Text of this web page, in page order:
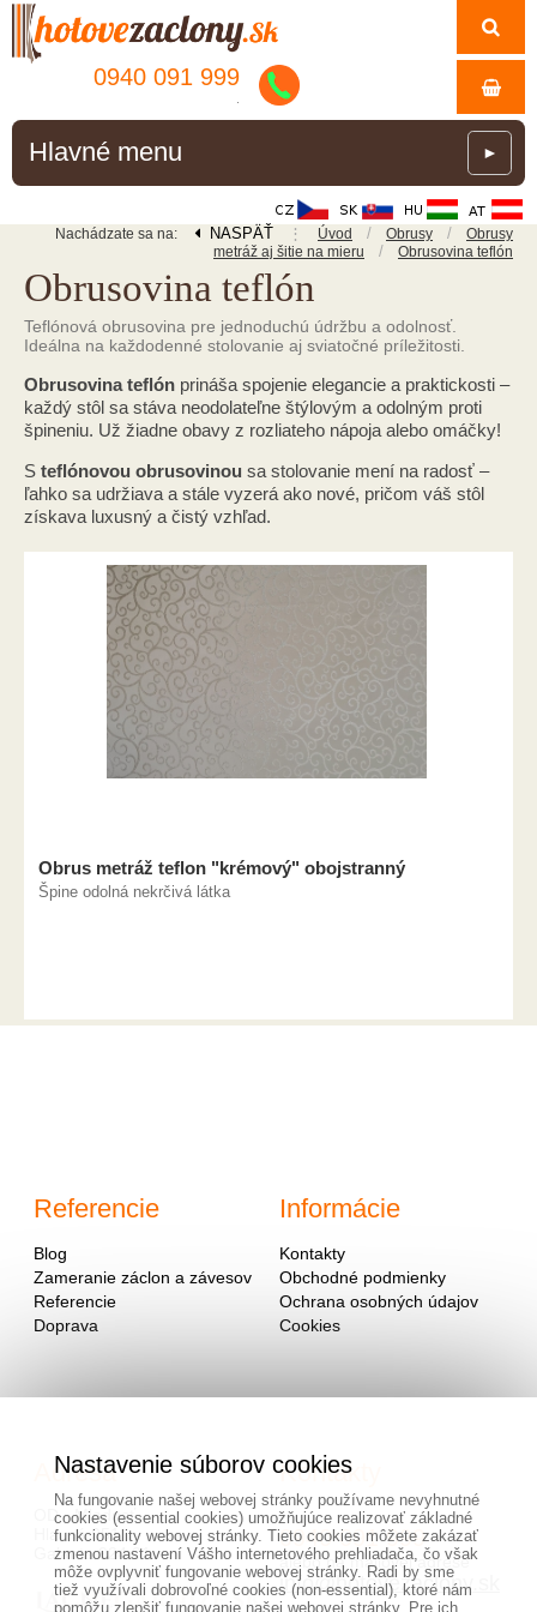
0940 091 999
Hlavné menu ►
Nachádzate sa na: NASPÄŤ ⋮ Úvod / Obrusy /
Obrusy
metráž aj šitie na mieru
/ Obrusovina teflón
Obrusovina teflón
Teflónová obrusovina pre jednoduchú údržbu a odolnosť.
Ideálna na každodenné stolovanie aj sviatočné príležitosti.
Obrusovina teflón prináša spojenie elegancie a praktickosti –
každý stôl sa stáva neodolateľne štýlovým a odolným proti
špineniu. Už žiadne obavy z rozliateho nápoja alebo omáčky!
S teflónovou obrusovinou sa stolovanie mení na radosť –
ľahko sa udržiava a stále vyzerá ako nové, pričom váš stôl
získava luxusný a čistý vzhľad.
Obrus metráž teflon "krémový" obojstranný
Špine odolná nekrčivá látka
Referencie
Blog
Zameranie záclon a závesov
Referencie
Doprava
Informácie
Kontakty
Obchodné podmienky
Ochrana osobných údajov
Cookies
Adresa
OD - Mladosť
Hlavná 951
Galanta 924 01
Kontakty
0940 091 999
alebo na mailovej adrese
info@hotovezaclony.sk
Nastavenie súborov cookies
Na fungovanie našej webovej stránky používame nevyhnutné
cookies (essential cookies) umožňujúce realizovať základné
funkcionality webovej stránky. Tieto cookies môžete zakázať
zmenou nastavení Vášho internetového prehliadača, čo však
môže ovplyvniť fungovanie webovej stránky. Radi by sme
tiež využívali dobrovoľné cookies (non-essential), ktoré nám
pomôžu zlepšiť fungovanie našej webovej stránky. Pre ich